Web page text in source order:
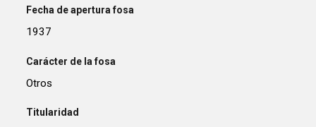
Fecha de apertura fosa
1937
Carácter de la fosa
Otros
Titularidad